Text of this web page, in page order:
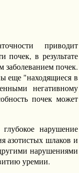
приводит
почек, в результате
почек.
еще "находящиеся в
негативному
почек может
глубокое нарушение
азотистых шлаков и
нарушениями
уремии.